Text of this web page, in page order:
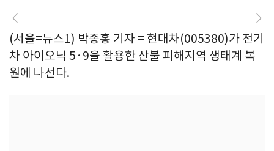
(서울=뉴스1) 박종홍 기자 = 현대차(005380)가 전기
차 아이오닉 5·9을 활용한 산불 피해지역 생태계 복
원에 나선다.